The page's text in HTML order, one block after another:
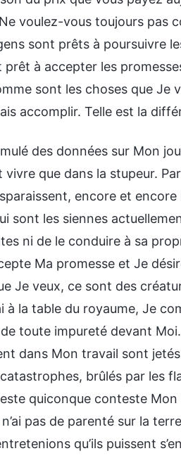
voulez-vous toujours pas
sont prêts à poursuivre
prêt à accepter les
sont les choses que Je
accomplir. Telle est la
des données sur Mon
vivre que dans la stupeur.
encore et
sont les siennes
ni de le conduire à sa
Ma promesse et Je
Je veux, ce sont des
à la table du royaume, Je
toute impureté devant
dans Mon travail sont
brûlés par les
quiconque conteste Mon
pas de parenté sur la
qu’ils puissent